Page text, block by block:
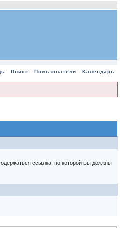
Поиск Пользователи Календарь
ссылка, по которой вы должны